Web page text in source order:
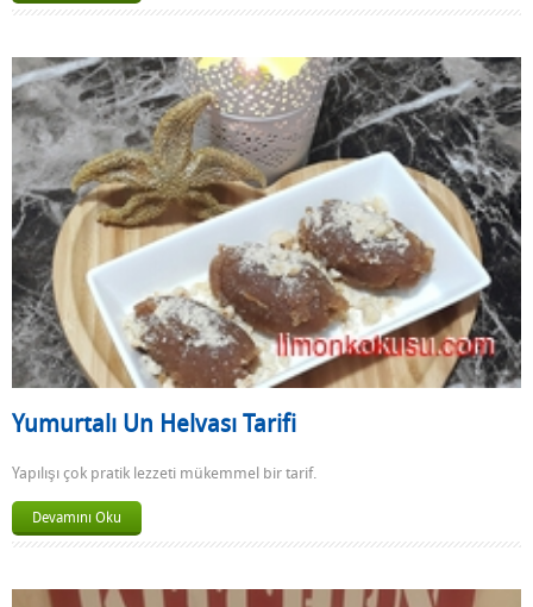
Yumurtalı Un Helvası Tarifi
Yapılışı çok pratik lezzeti mükemmel bir tarif.
Devamını Oku